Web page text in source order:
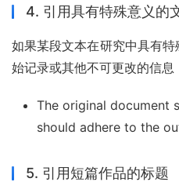
4. 引用具有特殊意义的
如果某段文本在研究中具有
始记录或其他不可更改的信息
The original document
should adhere to the
5. 引用短篇作品的标题